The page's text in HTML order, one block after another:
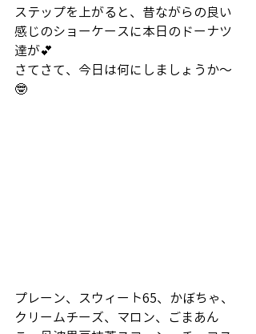
ステップを上がると、昔ながらの良い
感じのショーケースに本日のドーナツ
達が💕
さてさて、今日は何にしましょうか〜
🤓
プレーン、スウィート65、かぼちゃ、
クリームチーズ、マロン、ごまあん